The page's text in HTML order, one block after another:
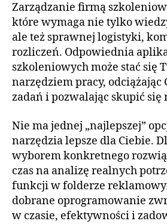
Zarządzanie firmą
które wymaga nie tylko
ale też sprawnej logistyki,
rozliczeń. Odpowiednia
szkoleniowych może stać się
narzędziem pracy, odciążając
zadań i pozwalając skupić się
Nie ma jednej „najlepszej”
narzędzia lepsze dla Ciebie.
wyborem konkretnego
czas na analizę realnych
funkcji w folderze
dobrane oprogramowanie
w czasie, efektywności i